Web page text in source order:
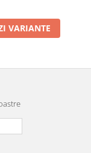
VARIANTE